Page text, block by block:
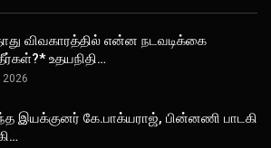
விவகாரத்தில் என்ன நடவடிக்கை
உதயநிதி…
2026
இயக்குனர் கே.பாக்யராஜ், பின்னணி பாடகி